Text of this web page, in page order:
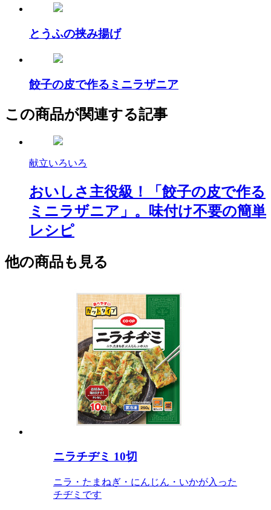
とうふの挟み揚げ
餃子の皮で作るミニラザニア
この商品が関連する記事
献立いろいろ
おいしさ主役級！「餃子の皮で作る
ミニラザニア」。味付け不要の簡単
レシピ
他の商品も見る
ニラチヂミ 10切
ニラ・たまねぎ・にんじん・いかが入った
チヂミです